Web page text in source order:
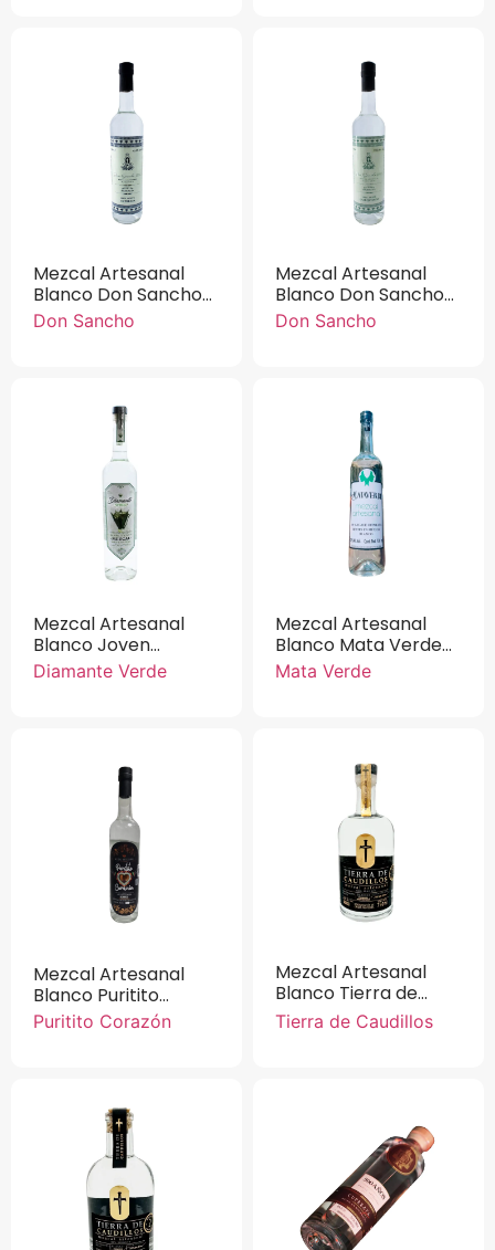
Mezcal Artesanal
Blanco Don Sancho
100% Agave
Cupreata
Don Sancho
Mezcal Artesanal
Blanco Don Sancho
100% Agave
Inaequedins 750 ml
Don Sancho
Mezcal Artesanal
Blanco Joven
Diamante Verde 100
% Agave 750 ml
Diamante Verde
Mezcal Artesanal
Blanco Mata Verde
100% Agave
Cupreata 750 ml.
Mata Verde
Mezcal Artesanal
Blanco Puritito
Corazón 100% Agave
Cupreata 750 ml.
Puritito Corazón
Mezcal Artesanal
Blanco Tierra de
Caudillos 100%
Maguey 750 ml
Tierra de Caudillos